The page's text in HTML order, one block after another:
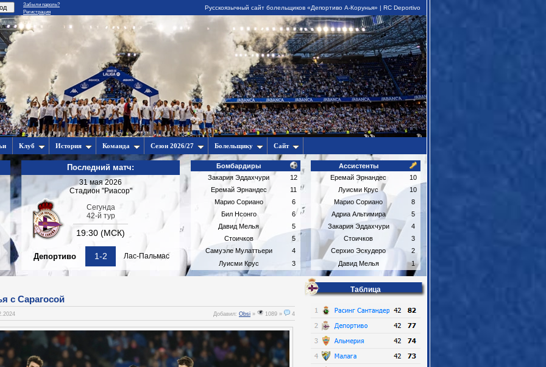
Забыли пароль?
Регистрация
Русскоязычный сайт болельщиков «Депортиво А-Корунья» | RC Deportivo
Клуб История Команда Сезон 2026/27 Болельщику Сайт
Последний матч:
31 мая 2026
Стадион "Риасор"
Сегунда
42-й тур
19:30 (МСК)
Депортиво Лас-Пальмас
1-2
Бомбардиры
Закария Эддахчури
12
Еремай Эрнандес
11
Марио Сориано
6
Бил Нсонго
6
Давид Мелья
5
Стоичков
5
Самуэле Мулаттьери
4
Луисми Крус
3
Ассистенты
Еремай Эрнандес
10
Луисми Крус
10
Марио Сориано
8
Адриа Альтимира
5
Закария Эддахчури
4
Стоичков
3
Серхио Эскудеро
2
Давид Мелья
1
c Сарагосой
Добавил: Obsi » 1089 » 4
Таблица